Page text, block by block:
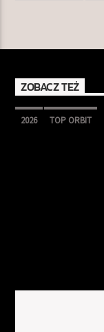
ZOBACZ TEŻ
2026 TOP ORBIT